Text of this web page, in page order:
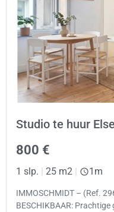
Studio te huur
800 €
1 slp. | 25 m2 | 1m
IMMOSCHMIDT – (Ref.
BESCHIKBAAR: